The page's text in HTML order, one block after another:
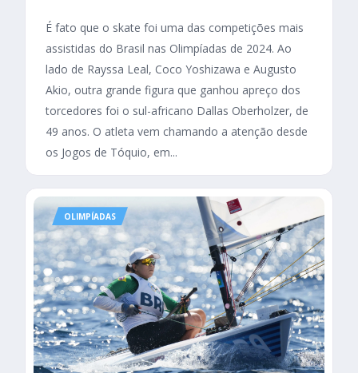
É fato que o skate foi uma das competições mais
assistidas do Brasil nas Olimpíadas de 2024. Ao
lado de Rayssa Leal, Coco Yoshizawa e Augusto
Akio, outra grande figura que ganhou apreço dos
torcedores foi o sul-africano Dallas Oberholzer, de
49 anos. O atleta vem chamando a atenção desde
os Jogos de Tóquio, em...
OLIMPÍADAS